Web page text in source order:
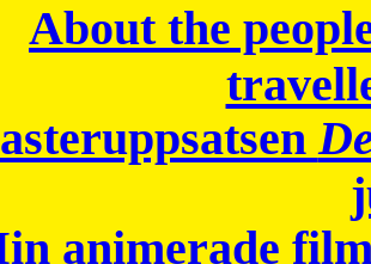
About the
animerade